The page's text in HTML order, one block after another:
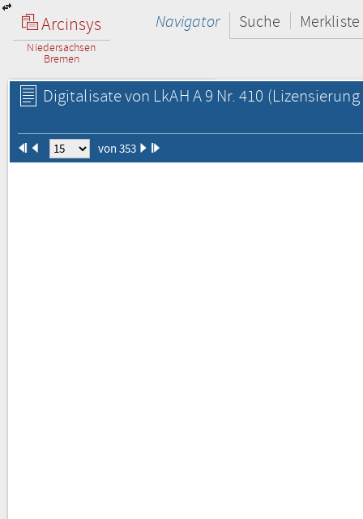
Arcinsys
Niedersachsen
Bremen
Navigator Suche Merkliste
Digitalisate von LkAH A 9 Nr. 410
von 353